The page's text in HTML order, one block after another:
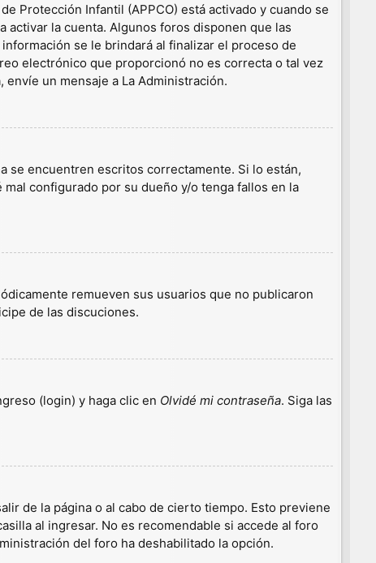
Protección Infantil (APPCO) está activado y cuando se
la cuenta. Algunos foros disponen que las
se le brindará al finalizar el proceso de
electrónico que proporcionó no es correcta o tal vez
un mensaje a La Administración.
se encuentren escritos correctamente. Si lo están,
configurado por su dueño y/o tenga fallos en la
remueven sus usuarios que no publicaron
de las discuciones.
(login) y haga clic en Olvidé mi contraseña. Siga las
de la página o al cabo de cierto tiempo. Esto previene
al ingresar. No es recomendable si accede al foro
del foro ha deshabilitado la opción.